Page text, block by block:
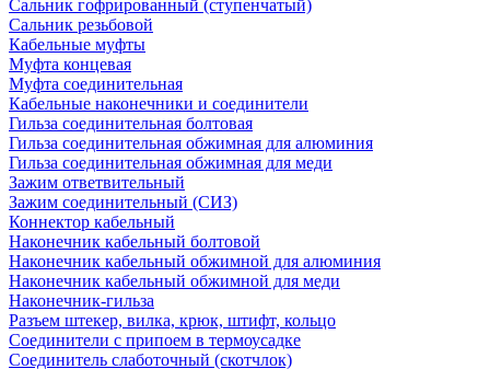
Сальник гофрированный (ступенчатый)
Сальник резьбовой
Кабельные муфты
Муфта концевая
Муфта соединительная
Кабельные наконечники и соединители
Гильза соединительная болтовая
Гильза соединительная обжимная для алюминия
Гильза соединительная обжимная для меди
Зажим ответвительный
Зажим соединительный (СИЗ)
Коннектор кабельный
Наконечник кабельный болтовой
Наконечник кабельный обжимной для алюминия
Наконечник кабельный обжимной для меди
Наконечник-гильза
Разъем штекер, вилка, крюк, штифт, кольцо
Соединители с припоем в термоусадке
Соединитель слаботочный (скотчлок)